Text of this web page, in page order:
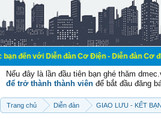
Diễn đàn Cơ Điện - Diễn đàn Cơ điện là nơi
Nếu đây là lần đầu tiên bạn ghé thăm
để trở thành thành viên để bắt đầu đăng
Trang chủ Diễn đàn GIAO LƯU - KẾT